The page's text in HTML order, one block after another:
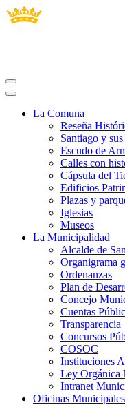
La Comuna
Reseña
Santiago y
Escudo de
Calles con
Cápsula del
Edificios
Plazas y
Iglesias
Museos
La Municipalidad
Alcalde de
Organigrama
Ordenanzas
Plan de
Concejo
Cuentas
Transparencia
Concursos
COSOC
Instituciones
Ley Orgánica
Intranet
Oficinas Municipales